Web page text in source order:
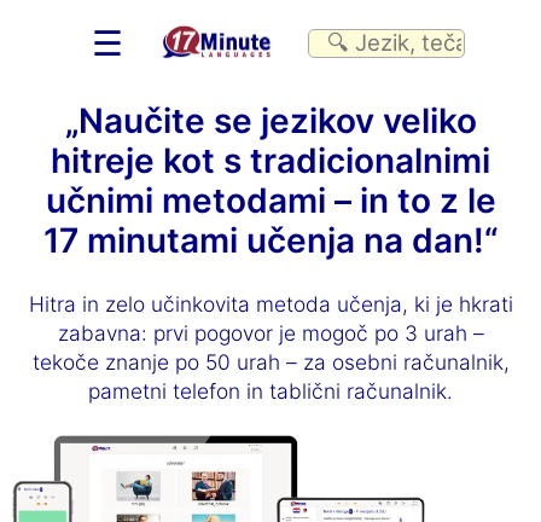
☰
„Naučite se jezikov veliko
hitreje kot s tradicionalnimi
učnimi metodami – in to z le
17 minutami učenja na dan!“
Hitra in zelo učinkovita metoda učenja, ki je hkrati
zabavna: prvi pogovor je mogoč po 3 urah –
tekoče znanje po 50 urah – za osebni računalnik,
pametni telefon in tablični računalnik.